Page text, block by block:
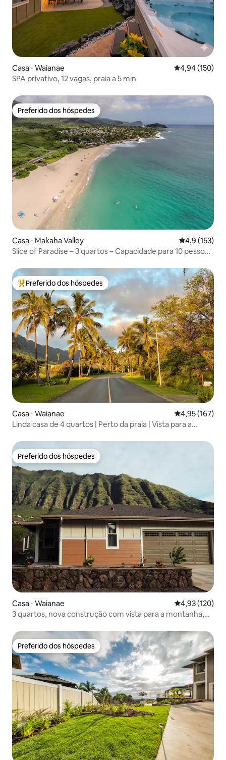
Casa ⋅ Waianae 4,94 de uma
4,94 (150)
SPA privativo, 12 vagas, praia a 5 min
Preferido dos hóspedes
Preferido dos hóspedes
Casa ⋅ Makaha Valley 4,9 de uma
4,9 (153)
Slice of Paradise – 3 quartos – Capacidade para 10 pessoas
Entre os melhores preferidos dos hóspedes
Preferido dos hóspedes
Casa ⋅ Waianae 4,95 de uma
4,95 (167)
Linda casa de 4 quartos | Perto da praia | Vista para a
Preferido dos hóspedes
Preferido dos hóspedes
Casa ⋅ Waianae 4,93 de uma
4,93 (120)
3 quartos, nova construção com vista para a montanha,
Preferido dos hóspedes
Preferido dos hóspedes